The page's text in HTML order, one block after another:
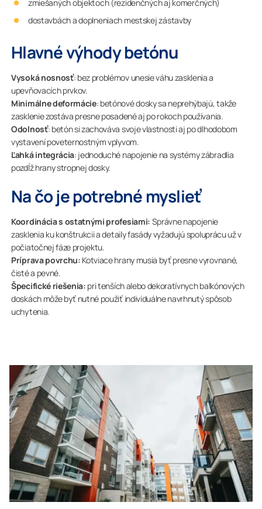
zmiešaných objektoch (rezidenčných aj komerčných)
dostavbách a doplneniach mestskej zástavby
Hlavné výhody betónu
Vysoká nosnosť: bez problémov unesie váhu zasklenia a
upevňovacích prvkov.
Minimálne deformácie: betónové dosky sa neprehýbajú, takže
zasklenie zostáva presne posadené aj po rokoch používania.
Odolnosť: betón si zachováva svoje vlastnosti aj po dlhodobom
vystavení poveternostným vplyvom.
Ľahká integrácia: jednoduché napojenie na systémy zábradlia
pozdĺž hrany stropnej dosky.
Na čo je potrebné myslieť
Koordinácia s ostatnými profesiami: Správne napojenie
zasklenia ku konštrukcii a detaily fasády vyžadujú spoluprácu už v
počiatočnej fáze projektu.
Príprava povrchu: Kotviace hrany musia byť presne vyrovnané,
čisté a pevné.
Špecifické riešenia: pri tenších alebo dekoratívnych balkónových
doskách môže byť nutné použiť individuálne navrhnutý spôsob
uchytenia.